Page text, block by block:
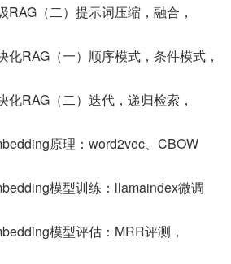
（二）提示词压缩，融合，
化RAG（一）顺序模式，条件模式，
RAG（二）迭代，递归检索，
原理：word2vec、CBOW
模型训练：llamaindex微调
模型评估：MRR评测，